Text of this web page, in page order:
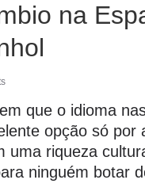
na
que o idioma
opção só por
uma riqueza
ninguém botar